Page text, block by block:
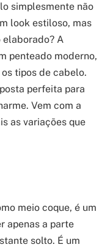
simplesmente não
look estiloso, mas
elaborado? A
penteado moderno,
tipos de cabelo.
perfeita para
Vem com a
as variações que
meio coque, é um
apenas a parte
solto. É um